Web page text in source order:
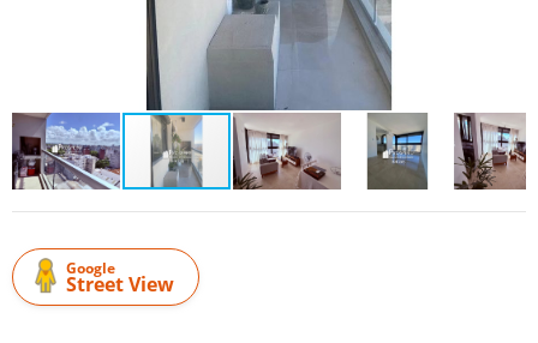
Google
Street View